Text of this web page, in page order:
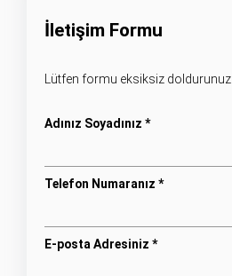
İletişim Formu
Lütfen formu eksiksiz doldurunuz.
Adınız Soyadınız *
Telefon Numaranız *
E-posta Adresiniz *